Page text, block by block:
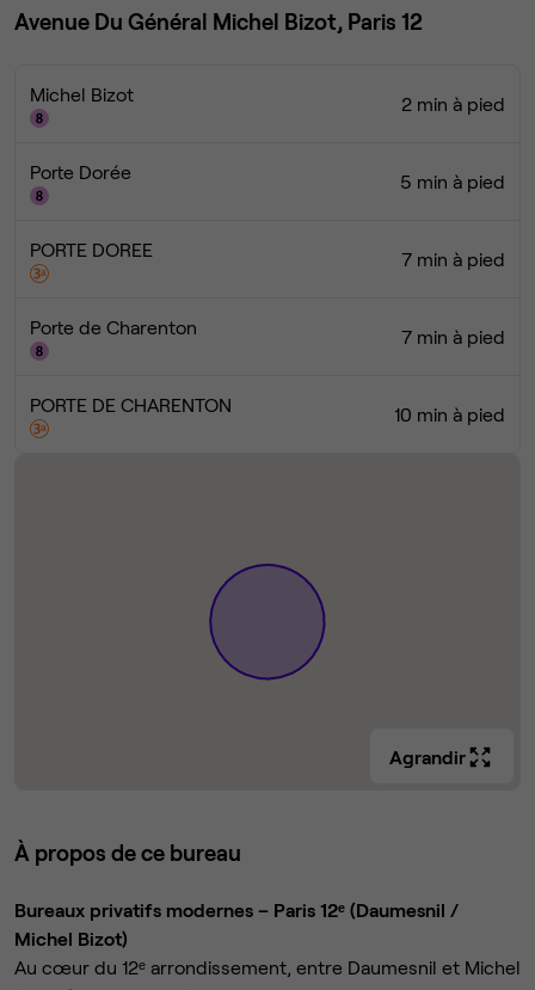
Avenue Du Général Michel Bizot, Paris 12
Michel Bizot 2 min à pied
Porte Dorée 5 min à pied
PORTE DOREE 7 min à pied
Porte de Charenton 7 min à pied
PORTE DE CHARENTON 10 min à pied
Agrandir
À propos de ce bureau
Bureaux privatifs modernes – Paris 12ᵉ (Daumesnil /
Michel Bizot)
Au cœur du 12ᵉ arrondissement, entre Daumesnil et Michel